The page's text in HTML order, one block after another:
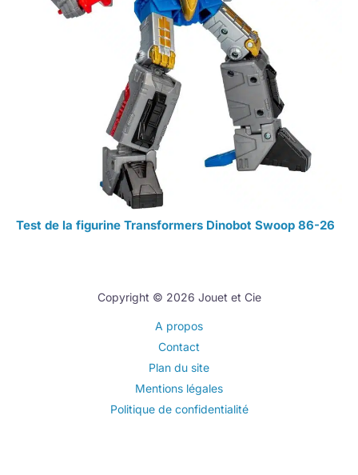
Test de la figurine Transformers Dinobot Swoop 86-26
Copyright © 2026 Jouet et Cie
A propos
Contact
Plan du site
Mentions légales
Politique de confidentialité